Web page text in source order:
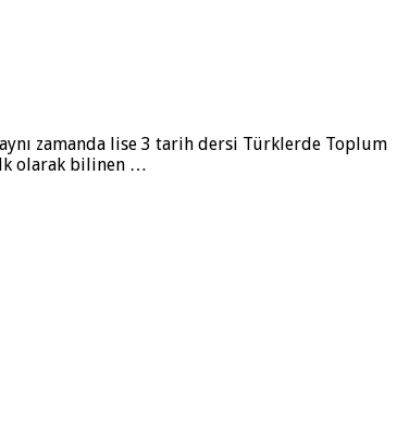
zamanda lise 3 tarih dersi Türklerde Toplum
olarak bilinen …